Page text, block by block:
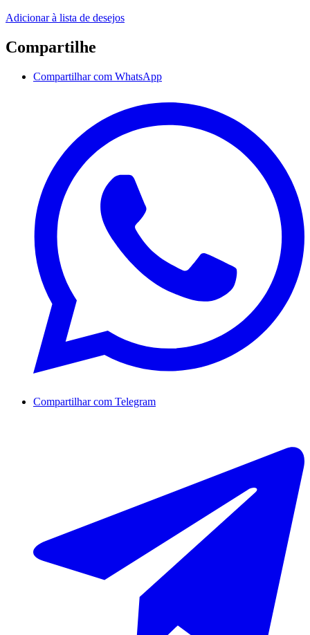
Adicionar à lista de desejos
Compartilhe
Compartilhar com WhatsApp
Compartilhar com Telegram